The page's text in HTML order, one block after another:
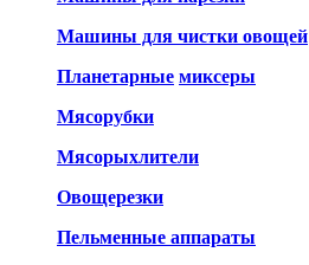
Машины для чистки овощей
Планетарные миксеры
Мясорубки
Мясорыхлители
Овощерезки
Пельменные аппараты